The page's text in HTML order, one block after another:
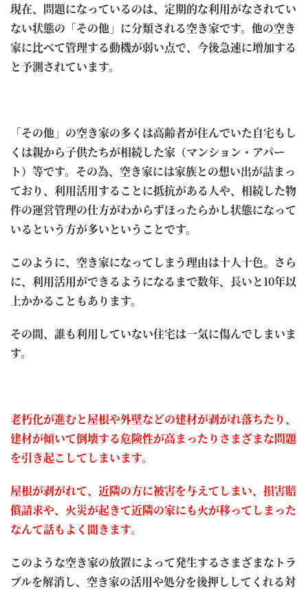
現在、問題になっているのは、定期的な利用がなされてい
ない状態の「その他」に分類される空き家です。他の空き
家に比べて管理する動機が弱い点で、今後急速に増加する
と予測されています。
「その他」の空き家の多くは高齢者が住んでいた自宅もし
くは親から子供たちが相続した家（マンション・アパー
ト）等です。その為、空き家には家族との想い出が詰まっ
ており、利用活用することに抵抗がある人や、相続した物
件の運営管理の仕方がわからずほったらかし状態になって
いるという方が多いということです。
このように、空き家になってしまう理由は十人十色。さら
に、利用活用ができるようになるまで数年、長いと10年以
上かかることもあります。
その間、誰も利用していない住宅は一気に傷んでしまいま
す。
老朽化が進むと屋根や外壁などの建材が剥がれ落ちたり、
建材が傾いて倒壊する危険性が高まったりさまざまな問題
を引き起こしてしまいます。
屋根が剥がれて、近隣の方に被害を与えてしまい、損害賠
償請求や、火災が起きて近隣の家にも火が移ってしまった
なんて話もよく聞きます。
このような空き家の放置によって発生するさまざまなトラ
ブルを解消し、空き家の活用や処分を後押ししてくれる対